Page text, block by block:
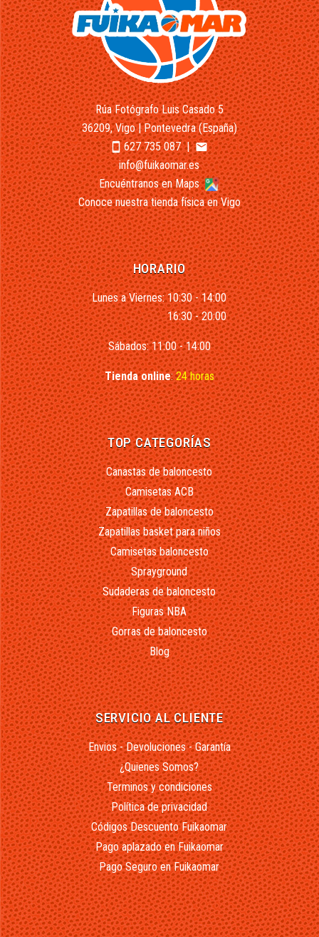
Rúa Fotógrafo Luis Casado 5
36209, Vigo | Pontevedra (España)
smartphone627 735 087|email
info@fuikaomar.es
Encuéntranos en Maps
Conoce nuestra tienda física en Vigo
HORARIO
Lunes a Viernes: 10:30 - 14:00
16:30 - 20:00
Sábados: 11:00 - 14:00
Tienda online:24 horas
TOP CATEGORÍAS
Canastas de baloncesto
Camisetas ACB
Zapatillas de baloncesto
Zapatillas basket para niños
Camisetas baloncesto
Sprayground
Sudaderas de baloncesto
Figuras NBA
Gorras de baloncesto
Blog
SERVICIO AL CLIENTE
Envios - Devoluciones - Garantía
¿Quienes Somos?
Terminos y condiciones
Política de privacidad
Códigos Descuento Fuikaomar
Pago aplazado en Fuikaomar
Pago Seguro en Fuikaomar